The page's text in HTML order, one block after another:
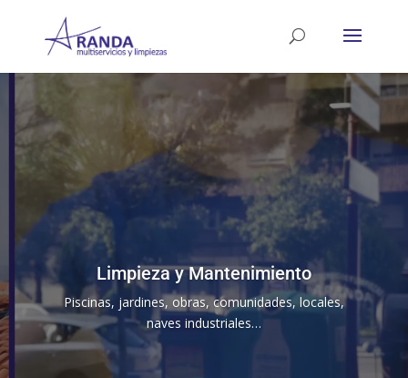
Limpieza y Mantenimiento
Piscinas, jardines, obras, comunidades, locales,
naves industriales…
Reproductor
vídeo